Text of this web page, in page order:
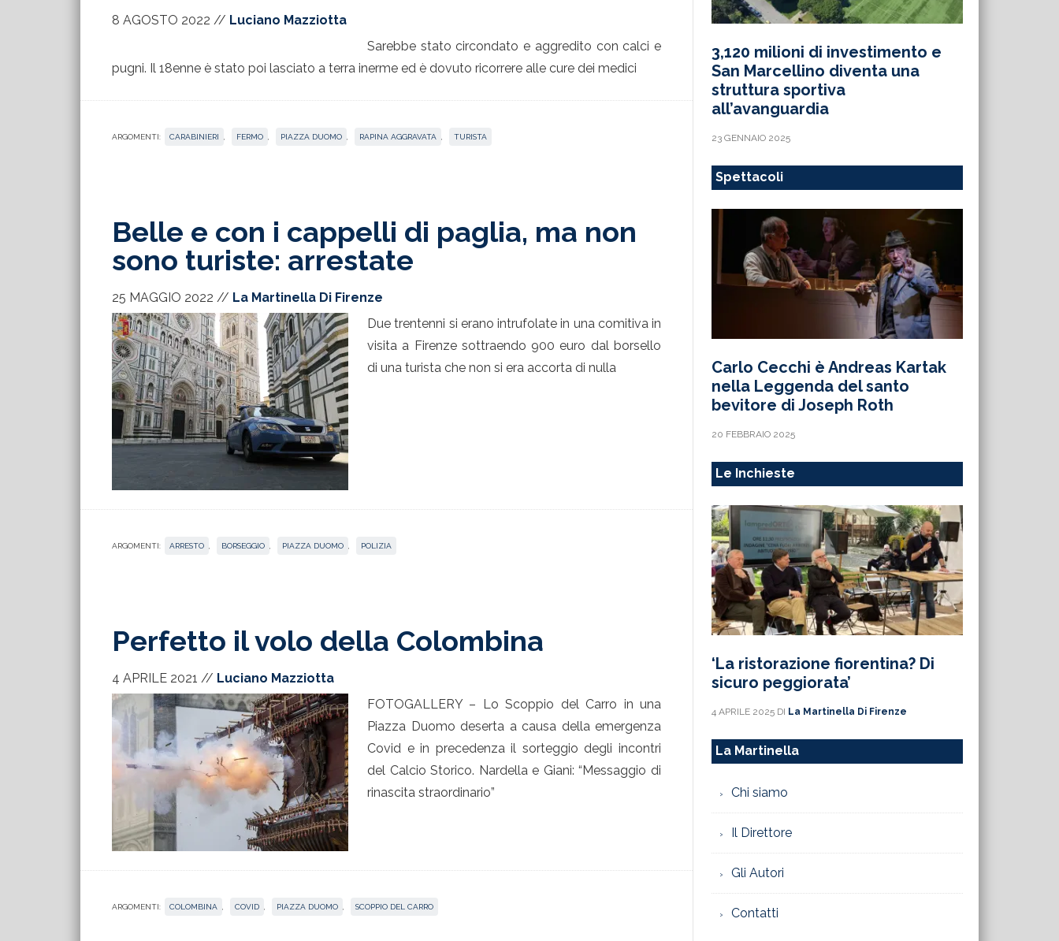
8 AGOSTO 2022 // Luciano Mazziotta
Sarebbe stato circondato e aggredito con calci e
pugni. Il 18enne è stato poi lasciato a terra inerme ed è dovuto ricorrere alle cure dei medici
ARGOMENTI: CARABINIERI FERMO PIAZZA DUOMO RAPINA AGGRAVATA TURISTA
Belle e con i cappelli di paglia, ma non
sono turiste: arrestate
25 MAGGIO 2022 // La Martinella Di Firenze
Due trentenni si erano intrufolate in una comitiva in
visita a Firenze sottraendo 900 euro dal borsello
di una turista che non si era accorta di nulla
ARGOMENTI: ARRESTO BORSEGGIO PIAZZA DUOMO POLIZIA
Perfetto il volo della Colombina
4 APRILE 2021 // Luciano Mazziotta
FOTOGALLERY – Lo Scoppio del Carro in una
Piazza Duomo deserta a causa della emergenza
Covid e in precedenza il sorteggio degli incontri
del Calcio Storico. Nardella e Giani: “Messaggio di
rinascita straordinario”
ARGOMENTI: COLOMBINA COVID PIAZZA DUOMO SCOPPIO DEL CARRO
3,120 milioni di investimento e
San Marcellino diventa una
struttura sportiva
all’avanguardia
23 GENNAIO 2025
Spettacoli
Carlo Cecchi è Andreas Kartak
nella Leggenda del santo
bevitore di Joseph Roth
20 FEBBRAIO 2025
Le Inchieste
‘La ristorazione fiorentina? Di
sicuro peggiorata’
4 APRILE 2025 DI La Martinella Di Firenze
La Martinella
Chi siamo
Il Direttore
Gli Autori
Contatti